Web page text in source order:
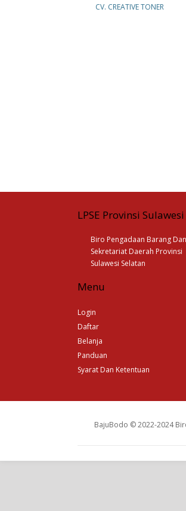
CV. CREATIVE TONER
LPSE Provinsi
Biro Pengadaan Barang Dan
Sekretariat Daerah Provinsi
Sulawesi Selatan
Menu
Login
Daftar
Belanja
Panduan
Syarat Dan Ketentuan
BajuBodo © 2022-2024